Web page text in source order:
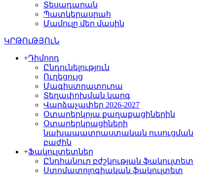
Տեսադարան
Պատկերասրահ
Մամուլը մեր մասին
ԿՐԹՈւԹՅՈւՆ
+Դիմորդ
Ընդունելություն
Ուղեցույց
Մագիստրատուրա
Տեղափոխման կարգ
Վարձաչափեր 2026-2027
Օտարերկրյա քաղաքացիներին
Օտարերկրացիների
նախապատրաստական ուսուցման
բաժին
+Ֆակուլտետներ
Ընդհանուր բժշկության ֆակուլտետ
Ստոմատոլոգիական ֆակուլտետ